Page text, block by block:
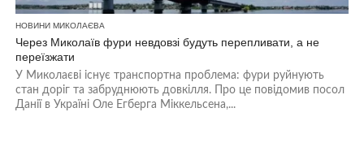
НОВИНИ МИКОЛАЄВА
Через Миколаїв фури невдовзі будуть перепливати, а не
переїзжати
У Миколаєві існує транспортна проблема: фури руйнують
стан доріг та забруднюють довкілля. Про це повідомив посол
Данії в Україні Оле Егберга Міккельсена,...